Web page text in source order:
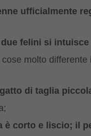
ufficialmente
due felini si
molto differente
di taglia
è corto e liscio; il